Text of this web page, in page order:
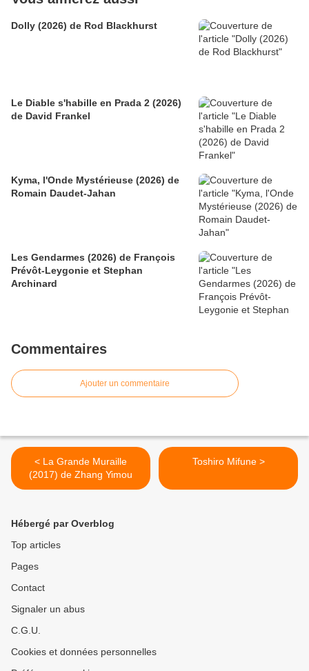
Dolly (2026) de Rod Blackhurst
Le Diable s'habille en Prada 2 (2026)
de David Frankel
Kyma, l'Onde Mystérieuse (2026) de
Romain Daudet-Jahan
Les Gendarmes (2026) de François
Prévôt-Leygonie et Stephan
Archinard
Commentaires
Ajouter un commentaire
< La Grande Muraille
(2017) de Zhang Yimou
Toshiro Mifune >
Hébergé par Overblog
Top articles
Pages
Contact
Signaler un abus
C.G.U.
Cookies et données personnelles